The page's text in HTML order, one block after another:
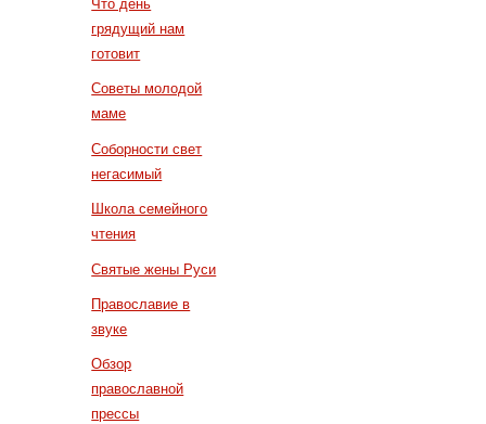
Что день
грядущий нам
готовит
Советы молодой
маме
Соборности свет
негасимый
Школа семейного
чтения
Святые жены Руси
Православие в
звуке
Обзор
православной
прессы